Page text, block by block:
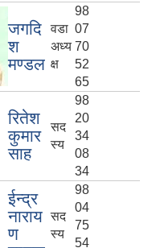
जगदि
श
मण्डल
वडा
अध्य
क्ष
98
07
70
52
65
रितेश
कुमार
साह
सद
स्य
98
20
34
08
34
ईन्द्र
नाराय
ण
सद
स्य
98
04
75
54